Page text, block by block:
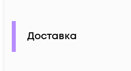
Доставка